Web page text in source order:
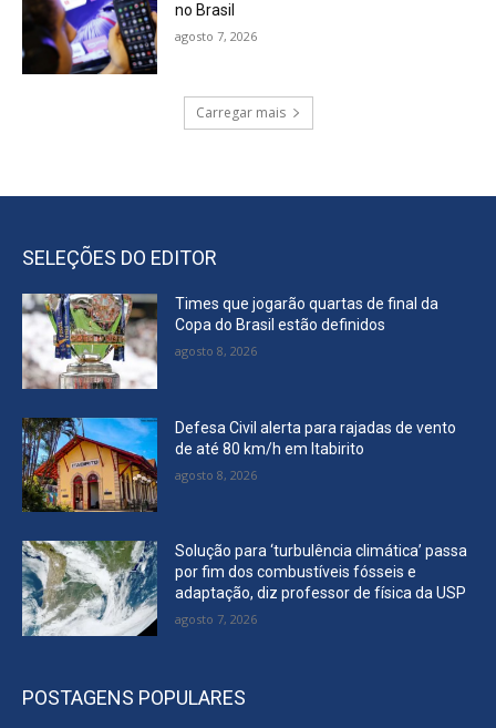
no Brasil
agosto 7, 2026
Carregar mais
SELEÇÕES DO EDITOR
Times que jogarão quartas de final da
Copa do Brasil estão definidos
agosto 8, 2026
Defesa Civil alerta para rajadas de vento
de até 80 km/h em Itabirito
agosto 8, 2026
Solução para ‘turbulência climática’ passa
por fim dos combustíveis fósseis e
adaptação, diz professor de física da USP
agosto 7, 2026
POSTAGENS POPULARES